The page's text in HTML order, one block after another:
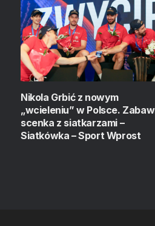
Nikola Grbić z nowym
„wcieleniu” w Polsce.
scenka z siatkarzami –
Siatkówka – Sport Wprost